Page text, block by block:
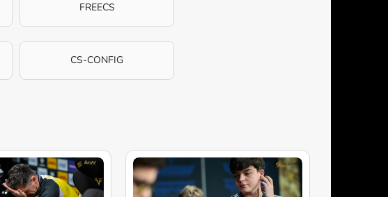
FREECS
CS-CONFIG